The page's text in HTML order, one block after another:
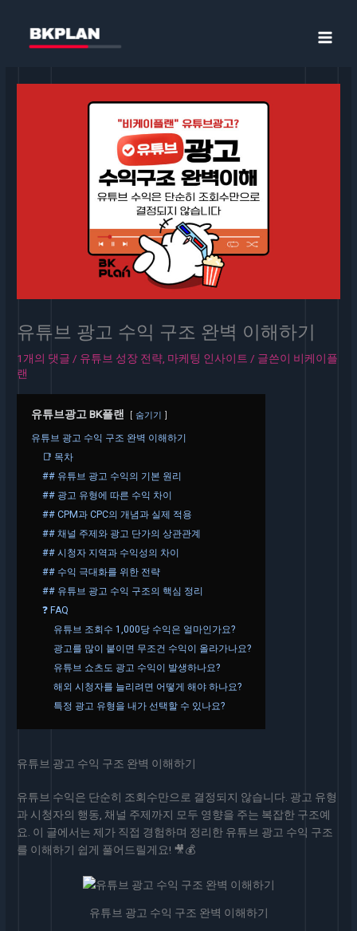
유튜브 광고 수익 구조 완벽 이해하기
1개의 댓글 / 유튜브 성장 전략 마케팅 인사이트 / 글쓴이 비케이플
랜
유튜브광고 BK플랜 숨기기
유튜브 광고 수익 구조 완벽 이해하기
📑 목차
## 유튜브 광고 수익의 기본 원리
## 광고 유형에 따른 수익 차이
## CPM과 CPC의 개념과 실제 적용
## 채널 주제와 광고 단가의 상관관계
## 시청자 지역과 수익성의 차이
## 수익 극대화를 위한 전략
## 유튜브 광고 수익 구조의 핵심 정리
❓ FAQ
유튜브 조회수 1,000당 수익은 얼마인가요?
광고를 많이 붙이면 무조건 수익이 올라가나요?
유튜브 쇼츠도 광고 수익이 발생하나요?
해외 시청자를 늘리려면 어떻게 해야 하나요?
특정 광고 유형을 내가 선택할 수 있나요?
유튜브 광고 수익 구조 완벽 이해하기
유튜브 수익은 단순히 조회수만으로 결정되지 않습니다. 광고 유형
과 시청자의 행동, 채널 주제까지 모두 영향을 주는 복잡한 구조예
요. 이 글에서는 제가 직접 경험하며 정리한 유튜브 광고 수익 구조
를 이해하기 쉽게 풀어드릴게요! 🎥💰
유튜브 광고 수익 구조 완벽 이해하기